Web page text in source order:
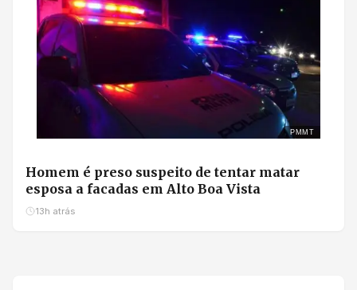
PMMT
Homem é preso suspeito de tentar matar
esposa a facadas em Alto Boa Vista
13h atrás